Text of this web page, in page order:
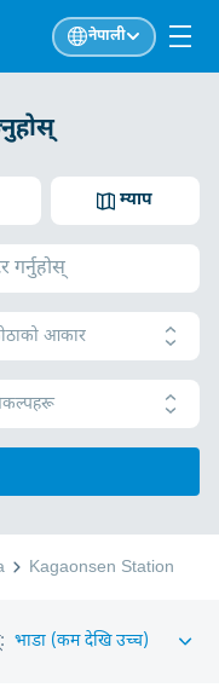
नेपाली
म्याप
आकार
Kagaonsen Station